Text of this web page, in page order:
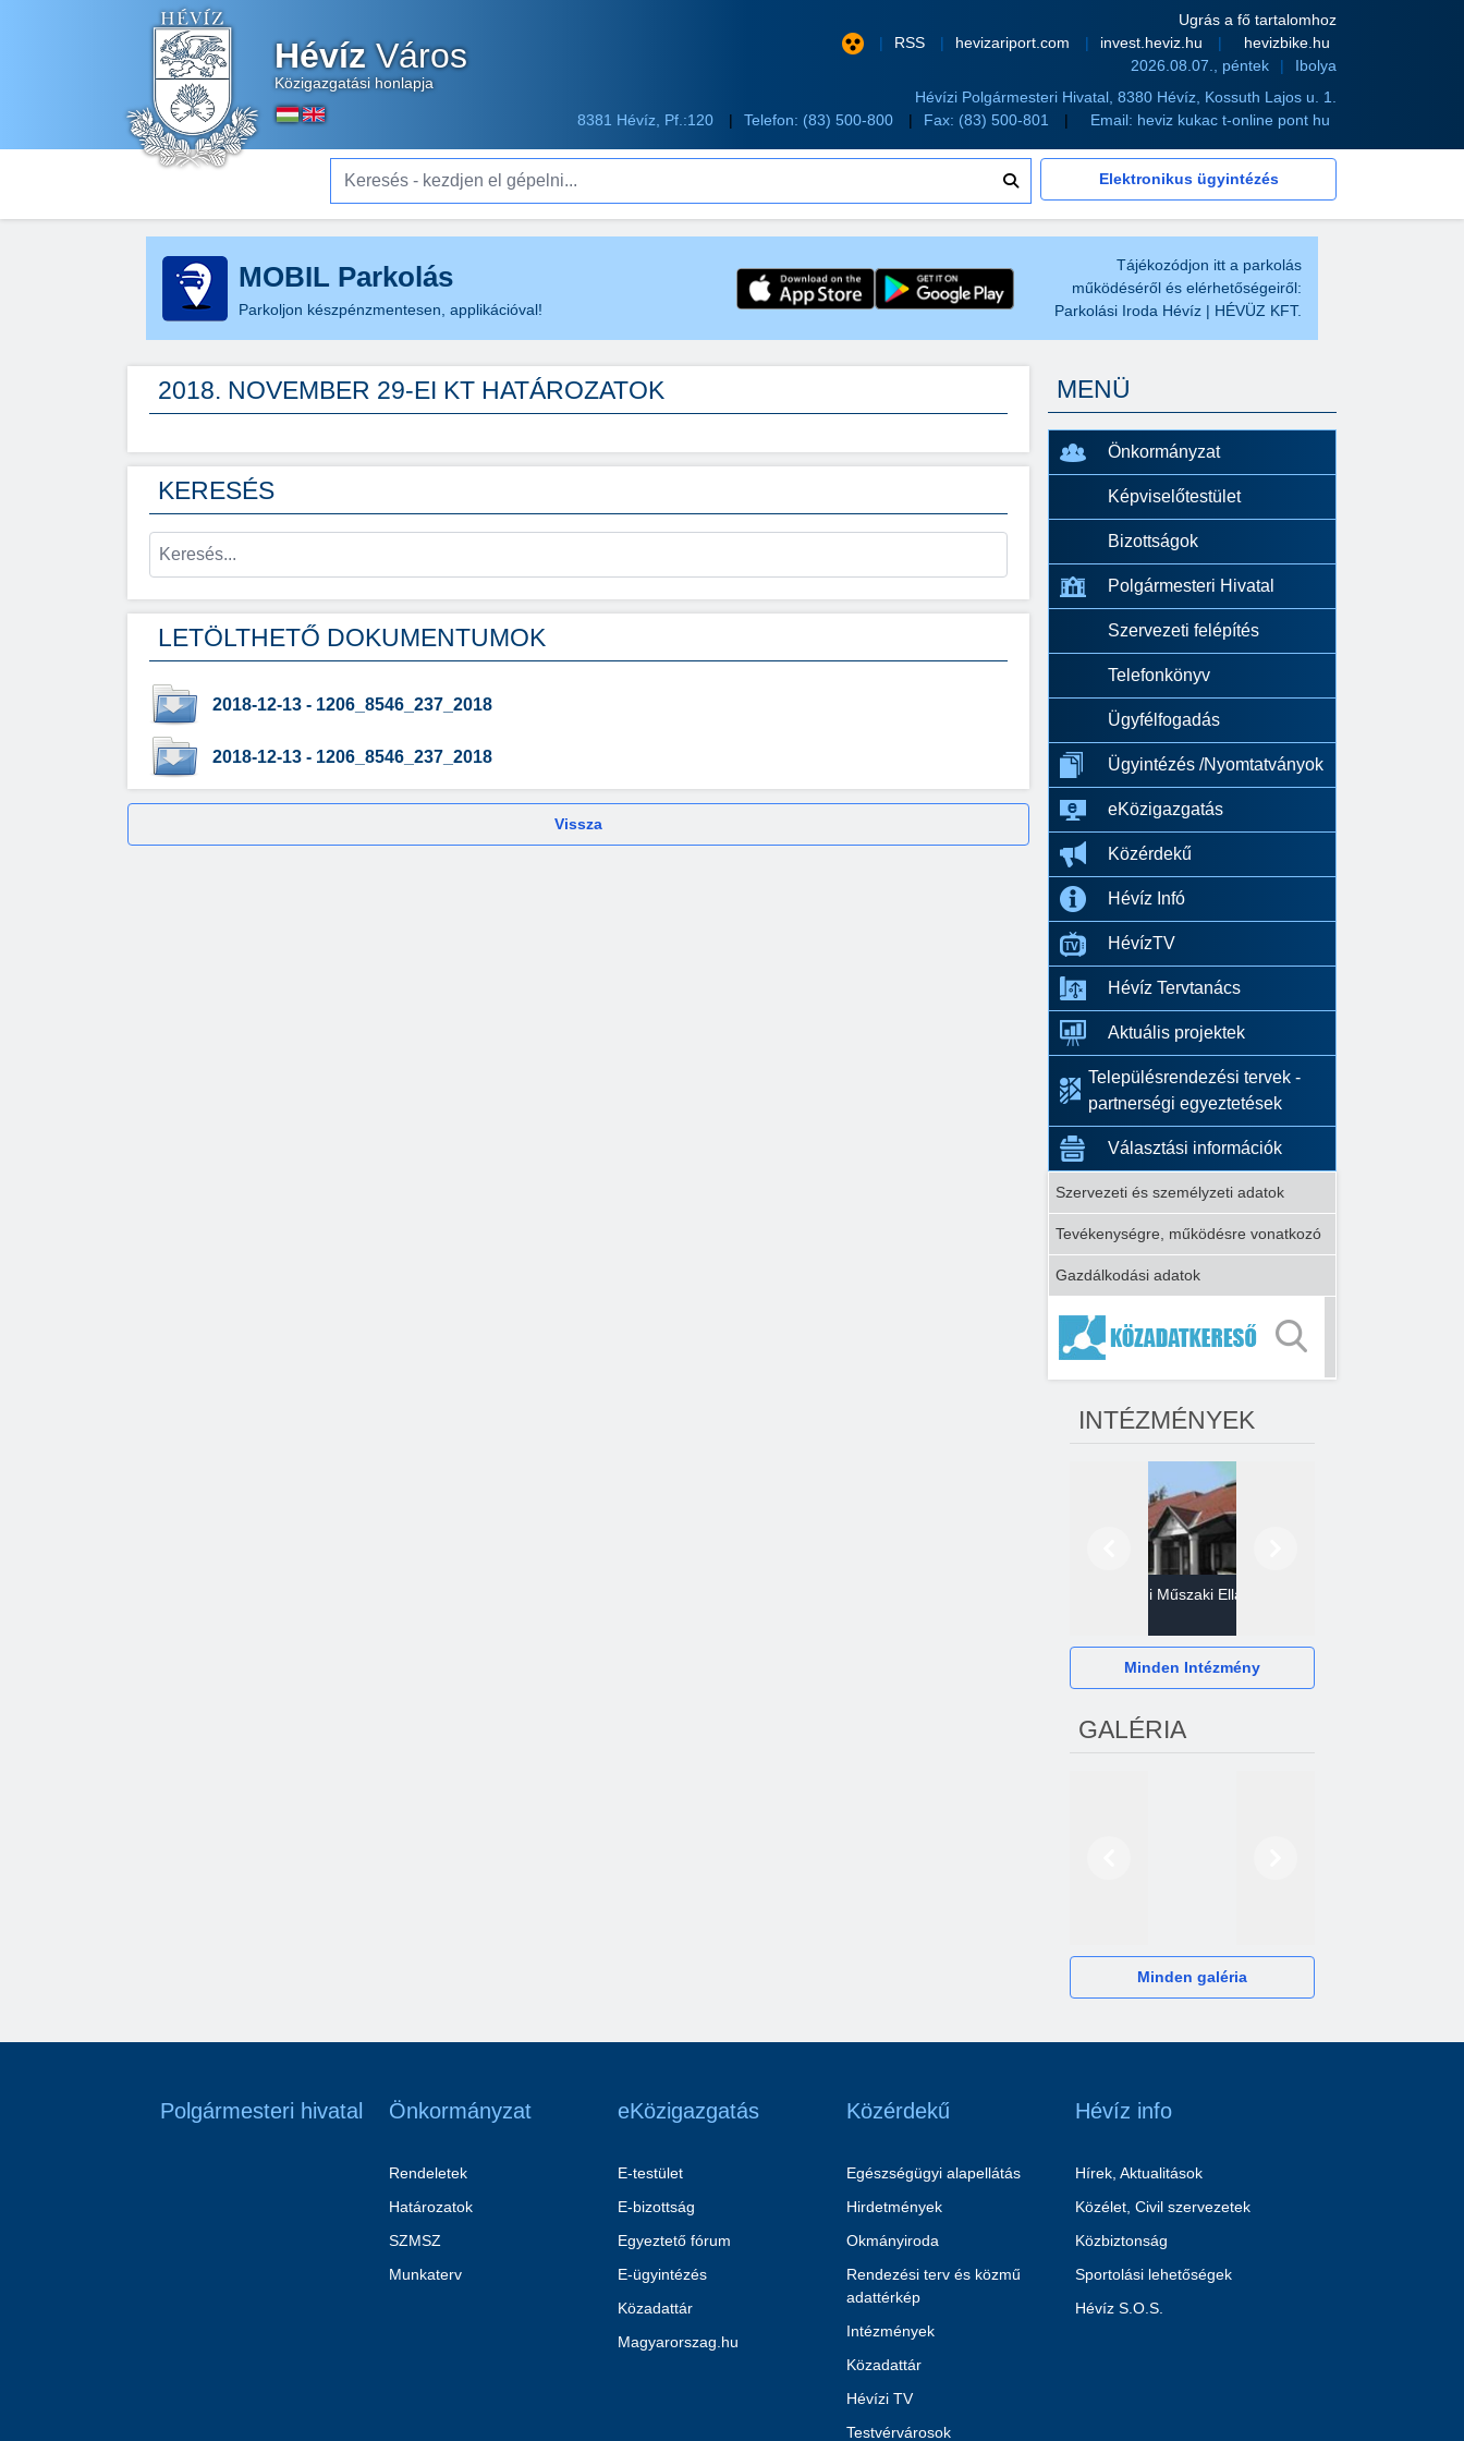
HévízVáros
Közigazgatási honlapja
Ugrás a fő tartalomhoz
RSS
hevizariport.com invest.heviz.hu
hevizbike.hu
2026.08.07., péntek
Ibolya
Hévízi Polgármesteri Hivatal, 8380 Hévíz, Kossuth Lajos u. 1.
8381 Hévíz, Pf.:120
Telefon: (83) 500-800 Fax: (83) 500-801 Email: heviz kukac t-online pont hu
Keresés - kezdjen el gépelni...
Elektronikus ügyintézés
MOBIL Parkolás
Parkoljon készpénzmentesen, applikációval!
Tájékozódjon itt a parkolás
működéséről és elérhetőségeiről:
Parkolási Iroda Hévíz | HÉVÜZ KFT.
2018. NOVEMBER 29-EI KT HATÁROZATOK
KERESÉS
LETÖLTHETŐ DOKUMENTUMOK
2018-12-13 - 1206_8546_237_2018
2018-12-13 - 1206_8546_237_2018
Vissza
MENÜ
Önkormányzat
Képviselőtestület
Bizottságok
Polgármesteri Hivatal
Szervezeti felépítés
Telefonkönyv
Ügyfélfogadás
Ügyintézés /Nyomtatványok
eKözigazgatás
Közérdekű
Hévíz Infó
HévízTV
Hévíz Tervtanács
Aktuális projektek
Településrendezési tervek -
partnerségi egyeztetések
Választási információk
Szervezeti és személyzeti adatok
Tevékenységre, működésre vonatkozó
Gazdálkodási adatok
INTÉZMÉNYEK
Gazdasági Műszaki Ellátó
Minden Intézmény
GALÉRIA
Minden galéria
Polgármesteri hivatal Önkormányzat
Rendeletek
Határozatok
SZMSZ
Munkaterv
eKözigazgatás
E-testület
E-bizottság
Egyeztető fórum
E-ügyintézés
Közadattár
Magyarorszag.hu
Közérdekű
Egészségügyi alapellátás
Hirdetmények
Okmányiroda
Rendezési terv és közmű
adattérkép
Intézmények
Közadattár
Hévízi TV
Testvérvárosok
Hévíz info
Hírek, Aktualitások
Közélet, Civil szervezetek
Közbiztonság
Sportolási lehetőségek
Hévíz S.O.S.